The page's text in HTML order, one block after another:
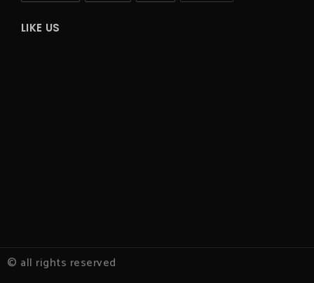
LIKE US
© all rights reserved